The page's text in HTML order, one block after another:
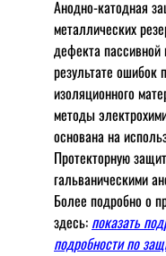
Анодно-катодная
металлических
дефекта пассивной
результате ошибок
изоляционного
методы
основана на
Протекторную
гальваническими
Более подробно о
здесь: показать
подробности по